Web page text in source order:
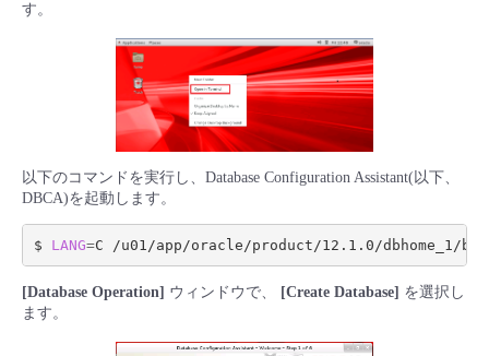
す。
以下のコマンドを実行し、Database Configuration Assistant(以下、
DBCA)を起動します。
$ LANG=
[Database Operation] ウィンドウで、 [Create Database] を選択し
ます。